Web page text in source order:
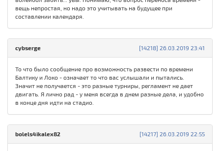
вещь непростая, но надо это учитывать на будущее при
составлении календаря.
[14218] 26.03.2019 23:41
cybserge
То что было сообщение про возможность развести по времени
Балтику и Локо - означает то что вас услышали и пытались.
Значит не получается - это разные турниры, регламент не дает
двигать. Я лично рад - у меня всегда в днем разные дела, и удобно
в конце дня идти на стадио.
[14217] 26.03.2019 22:55
bolels4ikalex82